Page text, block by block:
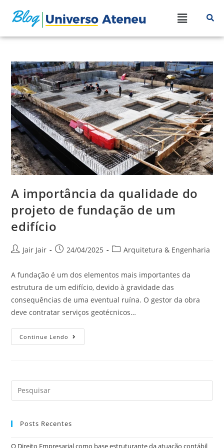
A importância da qualidade do
projeto de fundação de um
edifício
Jair Jair 24/04/2025 Arquitetura & Engenharia
A fundação é um dos elementos mais importantes da
estrutura de um edifício, devido à gravidade das
consequências de uma eventual ruína. O gestor da obra
deve contratar serviços geotécnicos…
Continue Lendo
Posts Recentes
O Direito Empresarial como base estruturante da atuação contábil